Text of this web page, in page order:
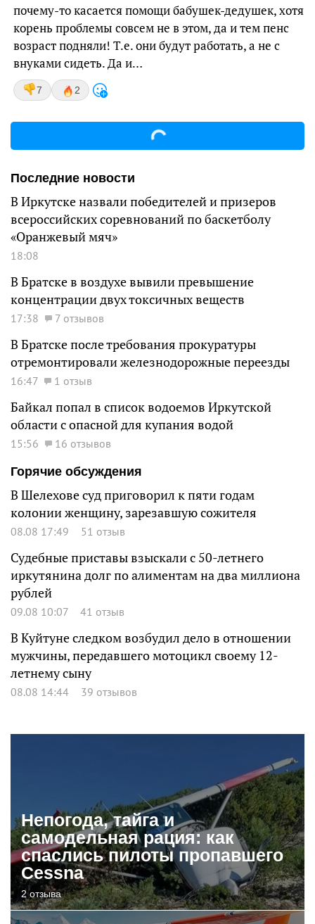
почему-то касается помощи бабушек-дедушек, хотя
корень проблемы совсем не в этом, да и тем пенс
возраст подняли! Т.е. они будут работать, а не с
внуками сидеть. Да и…
7 2
Последние новости
В Иркутске назвали победителей и призеров
всероссийских соревнований по баскетболу
«Оранжевый мяч»
18:08
В Братске в воздухе вывили превышение
концентрации двух токсичных веществ
17:38 7 отзывов
В Братске после требования прокуратуры
отремонтировали железнодорожные переезды
16:47 1 отзыв
Байкал попал в список водоемов Иркутской
области с опасной для купания водой
15:56
16 отзывов
Горячие обсуждения
В Шелехове суд приговорил к пяти годам
колонии женщину, зарезавшую сожителя
08.08 17:49 51 отзыв
Судебные приставы взыскали с 50-летнего
иркутянина долг по алиментам на два миллиона
рублей
09.08 10:07 41 отзыв
В Куйтуне следком возбудил дело в отношении
мужчины, передавшего мотоцикл своему 12-
летнему сыну
08.08 14:44 39 отзывов
Непогода, тайга и
самодельная рация: как
спаслись пилоты пропавшего
Cessna
2 отзыва